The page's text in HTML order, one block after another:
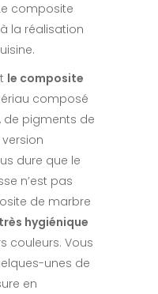
composite
la réalisation
le composite
composé
de pigments de
dure que le
n’est pas
de marbre
très hygiénique
couleurs. Vous
unes de
en